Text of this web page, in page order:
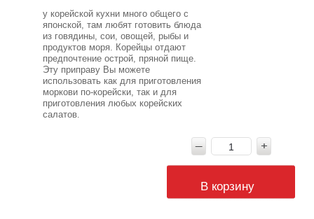
у корейской кухни много общего с
японской, там любят готовить блюда
из говядины, сои, овощей, рыбы и
продуктов моря. Корейцы отдают
предпочтение острой, пряной пище.
Эту приправу Вы можете
использовать как для приготовления
моркови по-корейски, так и для
приготовления любых корейских
салатов.
В корзину